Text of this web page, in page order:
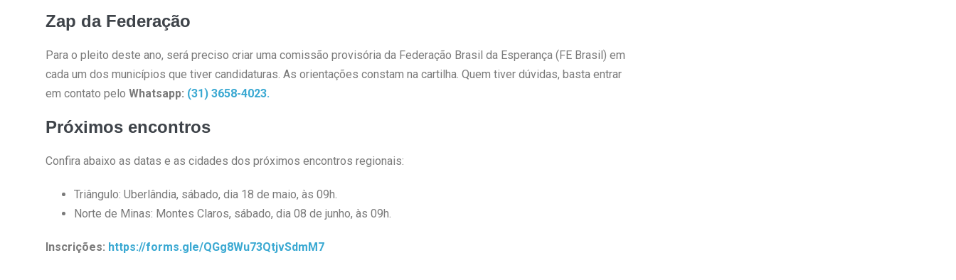
Zap da Federação
Para o pleito deste ano, será preciso criar uma comissão provisória da Federação Brasil da Esperança (FE Brasil) em
cada um dos municípios que tiver candidaturas. As orientações constam na cartilha. Quem tiver dúvidas, basta entrar
em contato pelo Whatsapp: (31) 3658-4023.
Próximos encontros
Confira abaixo as datas e as cidades dos próximos encontros regionais:
Triângulo: Uberlândia, sábado, dia 18 de maio, às 09h.
Norte de Minas: Montes Claros, sábado, dia 08 de junho, às 09h.
Inscrições: https://forms.gle/QGg8Wu73QtjvSdmM7